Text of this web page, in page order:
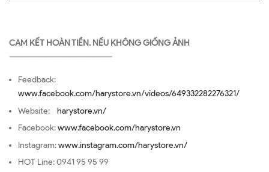
CAM KẾT HOÀN TIỀN. NẾU KHÔNG GIỐNG ẢNH
—————————————————
Feedback:
www.facebook.com/harystore.vn/videos/649332282276321/
Website: harystore.vn/
Facebook:www.facebook.com/harystore.vn
Instagram:www.instagram.com/harystore.vn/
HOT Line: 0941 95 95 99